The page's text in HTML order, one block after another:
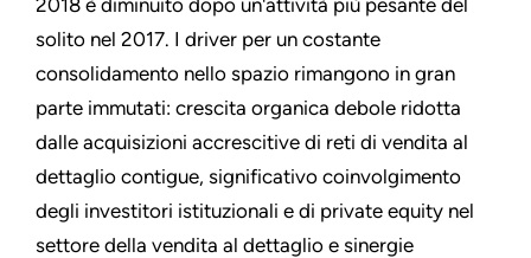
solito nel 2017. I driver per un costante
consolidamento nello spazio rimangono in gran
parte immutati: crescita organica debole ridotta
dalle acquisizioni accrescitive di reti di vendita al
dettaglio contigue, significativo coinvolgimento
degli investitori istituzionali e di private equity nel
settore della vendita al dettaglio e sinergie